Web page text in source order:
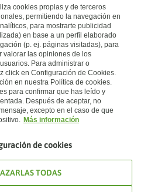
cookies propias y de terceros
permitiendo la navegación en
para mostrarte publicidad
en base a un perfil elaborado
(p. ej. páginas visitadas), para
valorar las opiniones de los
Para administrar o
click en Configuración de Cookies.
en nuestra Política de cookies.
para confirmar que has leído y
Después de aceptar, no
excepto en el caso de que
Más información
de cookies
TODAS